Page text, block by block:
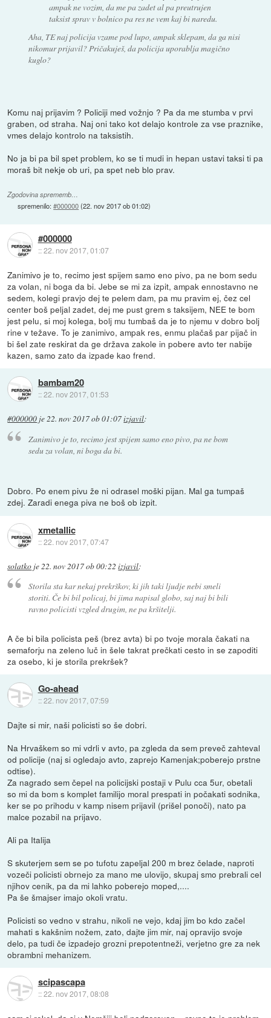
ampak ne vozim, da me pa zadet al pa preutrujen
taksist sprav v bolnico pa res ne vem kaj bi naredu.
Aha, TE naj policija vzame pod lupo, ampak sklepam, da ga nisi
nikomur prijavil? Pričakuješ, da policija uporablja magično
kuglo?
Komu naj prijavim ? Policiji med vožnjo ? Pa da me stumba v prvi
graben, od straha. Naj oni tako kot delajo kontrole za vse praznike,
vmes delajo kontrolo na taksistih.
No ja bi pa bil spet problem, ko se ti mudi in hepan ustavi taksi ti pa
moraš bit nekje ob uri, pa spet neb blo prav.
Zgodovina sprememb…
spremenilo:#000000(22. nov 2017 ob 01:02)
#000000
::22. nov 2017, 01:07
Zanimivo je to, recimo jest spijem samo eno pivo, pa ne bom sedu
za volan, ni boga da bi. Jebe se mi za izpit, ampak ennostavno ne
sedem, kolegi pravjo dej te pelem dam, pa mu pravim ej, čez cel
center boš peljal zadet, dej me pust grem s taksijem, NEE te bom
jest pelu, si moj kolega, bolj mu tumbaš da je to njemu v dobro bolj
rine v težave. To je zanimivo, ampak res, enmu plačaš par pijač in
bi šel zate reskirat da ge država zakole in pobere avto ter nabije
kazen, samo zato da izpade kao frend.
bambam20
::22. nov 2017, 01:53
#000000 je22. nov 2017 ob 01:07izjavil:
Zanimivo je to, recimo jest spijem samo eno pivo, pa ne bom
sedu za volan, ni boga da bi.
Dobro. Po enem pivu že ni odrasel moški pijan. Mal ga tumpaš
zdej. Zaradi enega piva ne boš ob izpit.
xmetallic
::22. nov 2017, 07:47
solatko je 22. nov 2017 ob 00:22 izjavil:
Storila sta kar nekaj prekrškov, ki jih taki ljudje nebi smeli
storiti. Če bi bil policaj, bi jima napisal globo, saj naj bi bili
ravno policisti vzgled drugim, ne pa kršitelji.
A če bi bila policista peš (brez avta) bi po tvoje morala čakati na
semaforju na zeleno luč in šele takrat prečkati cesto in se zapoditi
za osebo, ki je storila prekršek?
Go-ahead
::22. nov 2017, 07:59
Dajte si mir, naši policisti so še dobri.
Na Hrvaškem so mi vdrli v avto, pa zgleda da sem preveč zahteval
od policije (naj si ogledajo avto, zaprejo Kamenjak;poberejo prstne
odtise).
Za nagrado sem čepel na policijski postaji v Pulu cca 5ur, obetali
so mi da bom s komplet familijo moral prespati in počakati sodnika,
ker se po prihodu v kamp nisem prijavil (prišel ponoči), nato pa
malce pozabil na prijavo.
Ali pa Italija
S skuterjem sem se po tufotu zapeljal 200 m brez čelade, naproti
vozeči policisti obrnejo za mano me ulovijo, skupaj smo prebrali cel
njihov cenik, pa da mi lahko poberejo moped,....
Pa še šmajser imajo okoli vratu.
Policisti so vedno v strahu, nikoli ne vejo, kdaj jim bo kdo začel
mahati s kakšnim nožem, zato, dajte jim mir, naj opravijo svoje
delo, pa tudi če izpadejo grozni prepotentneži, verjetno gre za nek
obrambni mehanizem.
scipascapa
::22. nov 2017, 08:08